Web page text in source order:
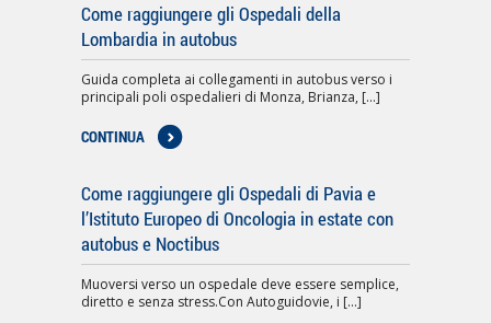
Come raggiungere gli Ospedali della
Lombardia in autobus
Guida completa ai collegamenti in autobus verso i
principali poli ospedalieri di Monza, Brianza, [...]
CONTINUA
Come raggiungere gli Ospedali di Pavia e
l’Istituto Europeo di Oncologia in estate con
autobus e Noctibus
Muoversi verso un ospedale deve essere semplice,
diretto e senza stress.Con Autoguidovie, i [...]